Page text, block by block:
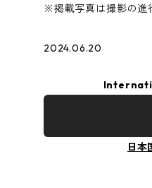
※掲載写真は撮影の進
2024.06.20
日本